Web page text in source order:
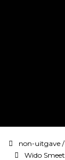
non-uitgave /
Wido